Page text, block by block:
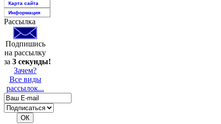
Карта сайта
Информация
Рассылка
Подпишись
на рассылку
за 3 секунды!
Зачем?
Все виды
рассылок...